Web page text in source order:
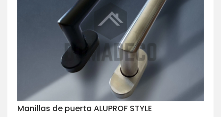
Manillas de puerta ALUPROF STYLE